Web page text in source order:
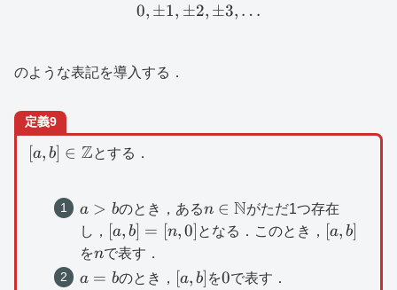
0,\pm 1,\pm 2,\pm
0, ±1, ±2, ±3, …
のような表記を導入する．
定義9
[a,b]\in
[a, b] ∈ Zとする．
a>b
a > bのとき，あるn\in
\mathbb{N}
n ∈ Nがただ1つ存在
し， [a,b]=
[n,0]
[a, b] = [n,0] となる．このとき， [a,b]
[a, b]
をn
nで表す．
a=b
a = bのとき， [a,b]
[a, b] を0
0で表す．